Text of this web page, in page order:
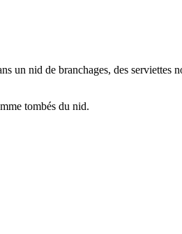
un nid de branchages, des serviettes
tombés du nid.